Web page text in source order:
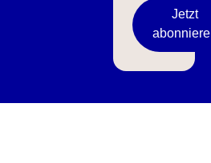
Jetzt